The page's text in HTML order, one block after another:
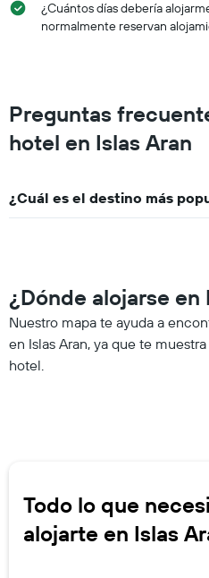
¿Cuántos días debería
normalmente reservan
Preguntas
hotel en Islas Aran
¿Cuál es el destino más
¿Dónde alojarse en
Nuestro mapa te ayuda a
en Islas Aran, ya que te
hotel.
Todo lo que
alojarte en Islas